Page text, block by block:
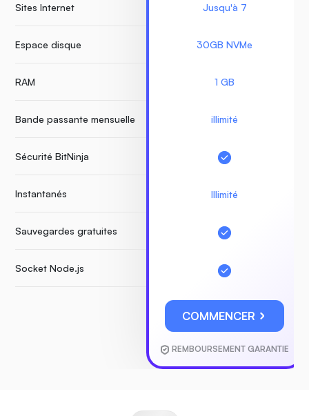
Sites Internet
Espace disque
RAM
Bande passante mensuelle
Sécurité BitNinja
Instantanés
Sauvegardes gratuites
Socket Node.js
Jusqu'à 7
30GB NVMe
1 GB
illimité
Illimité
COMMENCER
REMBOURSEMENT GARANTIE